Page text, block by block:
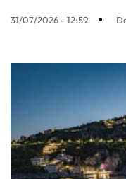
31/07/2026 - 12:59